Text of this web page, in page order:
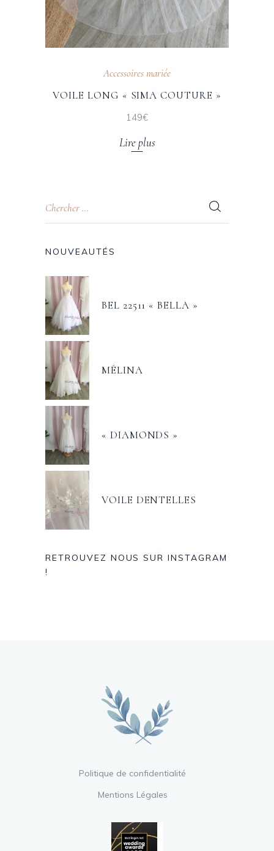
Accessoires mariée
VOILE LONG « SIMA COUTURE »
149€
Lire plus
NOUVEAUTÉS
BEL 22511 « BELLA »
MÉLINA
« DIAMONDS »
VOILE DENTELLES
RETROUVEZ NOUS SUR INSTAGRAM
!
Politique de confidentialité
Mentions Légales